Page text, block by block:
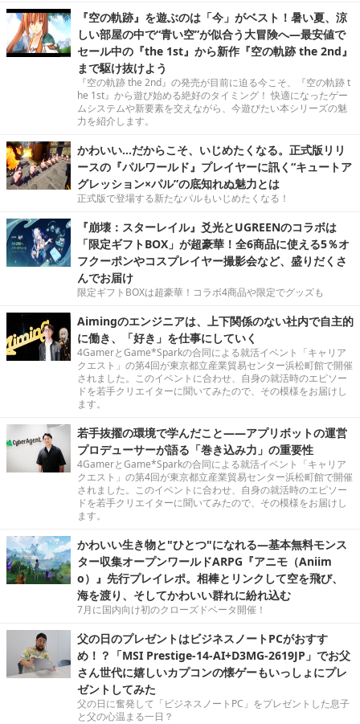
『空の軌跡』を遊ぶのは「今」がベスト！暑い夏、涼
しい部屋の中で“青い空”が似合う大冒険へ―最安値で
セール中の『the 1st』から新作『空の軌跡 the 2nd』
まで駆け抜けよう
『空の軌跡 the 2nd』の発売が目前に迫る今こそ、『空の軌跡 t
he 1st』から遊び始める絶好のタイミング！ 快適になったゲー
ムシステムや新要素を交えながら、今遊びたい本シリーズの魅
力を紹介します。
かわいい…だからこそ、いじめたくなる。正式版リリ
ースの『パルワールド』プレイヤーに訊く“キュートア
グレッション×パル”の底知れぬ魅力とは
正式版で登場する新たなパルもいじめたくなる！
『崩壊：スターレイル』爻光とUGREENのコラボは
「限定ギフトBOX」が超豪華！全6商品に使える5％オ
フクーポンやコスプレイヤー撮影会など、盛りだくさ
んでお届け
限定ギフトBOXは超豪華！コラボ4商品や限定でグッズも
Aimingのエンジニアは、上下関係のない社内で自主的
に働き、「好き」を仕事にしていく
4GamerとGame*Sparkの合同による就活イベント「キャリア
クエスト」の第4回が東京都立産業貿易センター浜松町館で開催
されました。このイベントに合わせ、自身の就活時のエピソー
ドを若手クリエイターに聞いてみたので、その模様をお届けし
ます。
若手抜擢の環境で学んだこと――アプリボットの運営
プロデューサーが語る「巻き込み力」の重要性
4GamerとGame*Sparkの合同による就活イベント「キャリア
クエスト」の第4回が東京都立産業貿易センター浜松町館で開催
されました。このイベントに合わせ、自身の就活時のエピソー
ドを若手クリエイターに聞いてみたので、その模様をお届けし
ます。
かわいい生き物と"ひとつ"になれる―基本無料モンス
ター収集オープンワールドARPG『アニモ（Aniim
o）』先行プレイレポ。相棒とリンクして空を飛び、
海を渡り、そしてかわいい群れに紛れ込む
7月に国内向け初のクローズドベータ開催！
父の日のプレゼントはビジネスノートPCがおすす
め！？「MSI Prestige-14-AI+D3MG-2619JP」でお父
さん世代に嬉しいカプコンの懐ゲーもいっしょにプレ
ゼントしてみた
父の日に奮発して「ビジネスノートPC」をプレゼントした息子
と父の心温まる一日？